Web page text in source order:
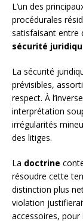
L’un des
procédurales
satisfaisant entre
sécurité
La sécurité
prévisibles,
respect. À
interprétation
irrégularités
des litiges.
La doctrine
résoudre cette
distinction plus
violation
accessoires,